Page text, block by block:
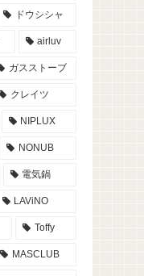
ドウシシャ
airluv
ガスストーブ
クレイツ
NIPLUX
NONUB
電気鍋
LAViNO
Toffy
MASCLUB